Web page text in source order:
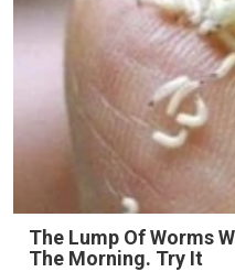
The Lump Of Worms
The Morning. Try It